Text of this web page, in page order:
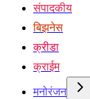
संपादकीय
बिझनेस
क्रीडा
क्राईम
मनोरंजन